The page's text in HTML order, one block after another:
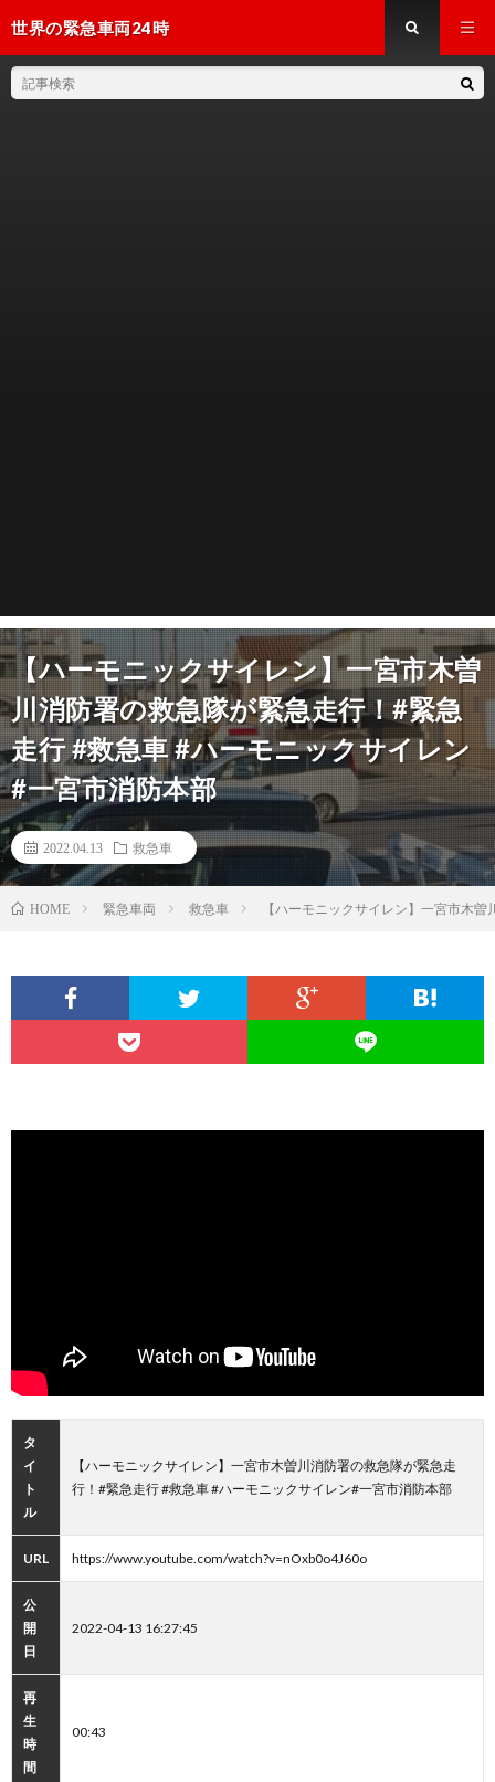
世界の緊急車両24時
【ハーモニックサイレン】一宮市木曽
川消防署の救急隊が緊急走行！#緊急
走行 #救急車 #ハーモニックサイレン
#一宮市消防本部
2022.04.13 救急車
HOME 緊急車両 救急車 【ハーモニックサイレン】一宮市木
タ
イ
ト
ル
【ハーモニックサイレン】一宮市木曽川消防署の救急隊が緊急走
行！#緊急走行 #救急車 #ハーモニックサイレン#一宮市消防本部
URL https://www.youtube.com/watch?v=nOxb0o4J60o
公
開
日
2022-04-13 16:27:45
再
生
時
間
00:43